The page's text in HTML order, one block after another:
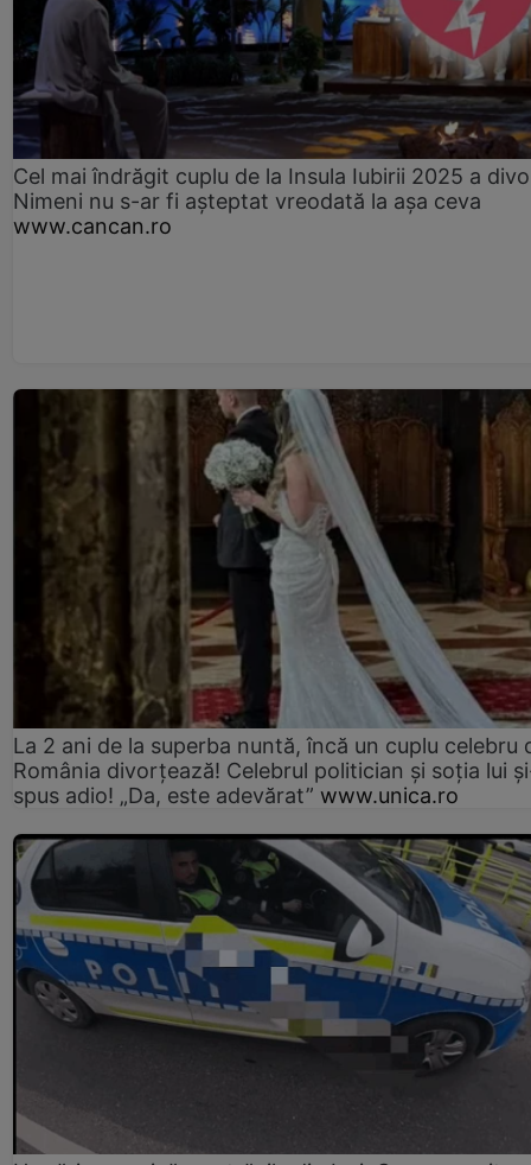
Cel mai îndrăgit cuplu de la Insula Iubirii 2025 a
Nimeni nu s-ar fi așteptat vreodată la așa ceva
www.cancan.ro
La 2 ani de la superba nuntă, încă un cuplu celebru
România divorțează! Celebrul politician și soția lui
spus adio! „Da, este adevărat” www.unica.ro